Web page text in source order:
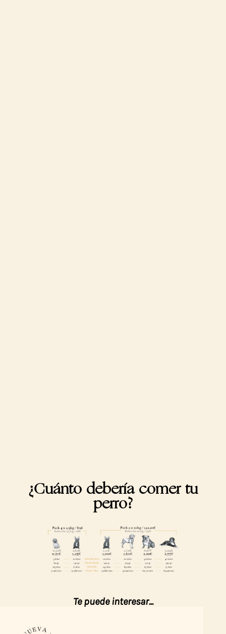
¿Cuánto debería comer tu
perro?
Te puede interesar...